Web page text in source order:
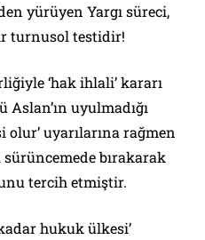
yürüyen Yargı süreci,
turnusol testidir!
‘hak ihlali’ kararı
uyulmadığı
uyarılarına rağmen
bırakarak
tercih etmiştir.
hukuk ülkesi’